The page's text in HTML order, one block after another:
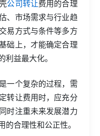
公司转让费用的合理
、市场需求与行业趋
易方式与条件等多方
础上，才能确定合理
益最大化。
一个复杂的过程，需
转让费用时，应充分
时注重未来发展潜力
合理性和公正性。